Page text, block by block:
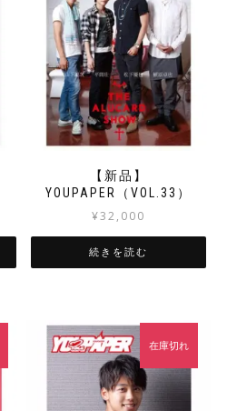
【新品】
YOUPAPER（VOL.33）
¥32,000
続きを読む
在庫切れ